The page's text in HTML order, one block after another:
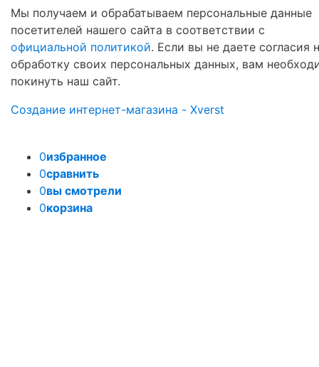
Мы получаем и обрабатываем персональные данные
посетителей нашего сайта в соответствии с
официальной политикой. Если вы не даете согласия
обработку своих персональных данных, вам
покинуть наш сайт.
Создание интернет-магазина - Xverst
0избранное
0сравнить
0вы смотрели
0корзина